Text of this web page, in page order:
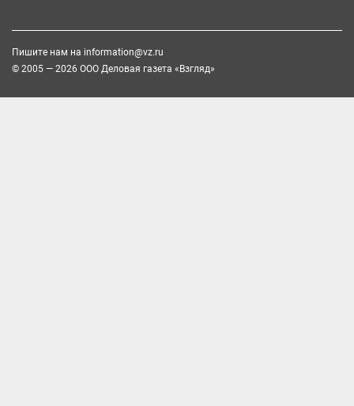
Пишите нам на information@vz.ru
© 2005 — 2026 ООО Деловая газета «Взгляд»